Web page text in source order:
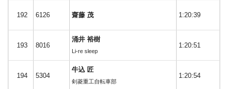
192 6126 齋藤 茂 1:20:39
193 8016
涌井 裕樹
Li-re sleep
1:20:51
194 5304
牛込 匠
剣菱重工自転車部
1:20:54